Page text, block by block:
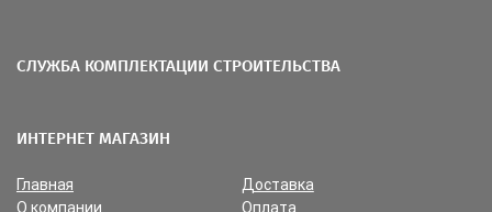
СЛУЖБА КОМПЛЕКТАЦИИ СТРОИТЕЛЬСТВА
ИНТЕРНЕТ МАГАЗИН
Главная
Доставка
О компании
Оплата